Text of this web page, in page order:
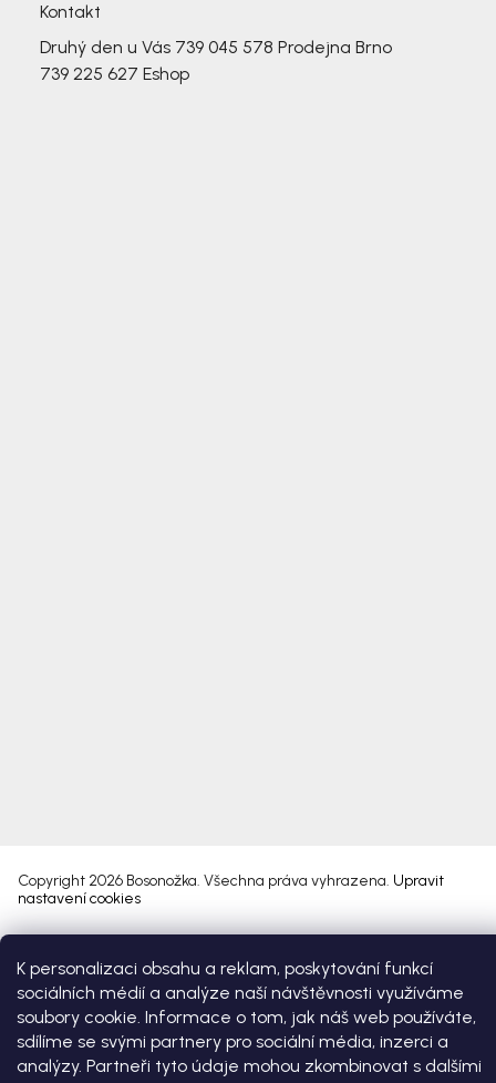
K personalizaci obsahu a reklam, poskytování funkcí
sociálních médií a analýze naší návštěvnosti využíváme
soubory cookie. Informace o tom, jak náš web používáte,
sdílíme se svými partnery pro sociální média, inzerci a
analýzy. Partneři tyto údaje mohou zkombinovat s dalšími
Kontakt
Druhý den u Vás 739 045 578 Prodejna Brno
739 225 627 Eshop
Copyright 2026 Bosonožka. Všechna práva vyhrazena. Upravit
nastavení cookies